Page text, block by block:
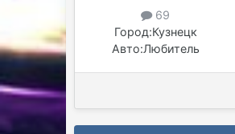
69
Город:Кузнецк
Авто:Любитель